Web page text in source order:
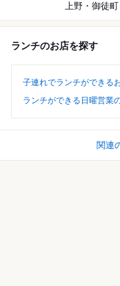
上野・御徒
ランチのお店を探す
子連れでランチができる
ランチができる日曜営業
関連